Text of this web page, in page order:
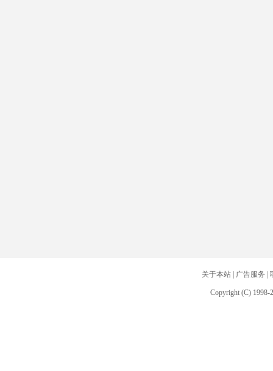
关于本站| 广告服务
Copyright (C) 1998-